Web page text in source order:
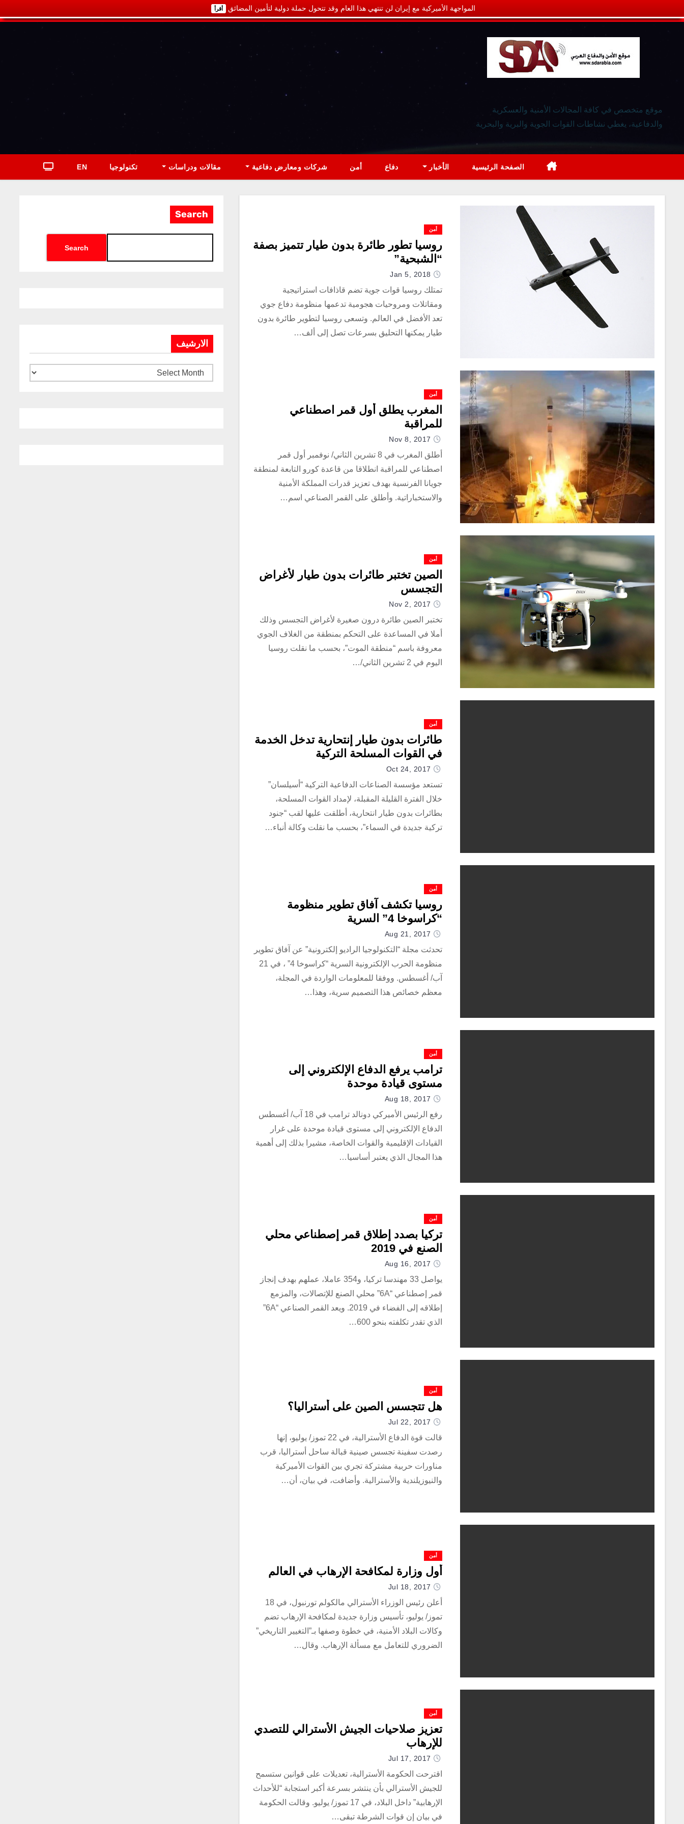
المواجهة الأميركية مع إيران لن تنتهي هذا العام وقد تتحول حملة دولية لتأمين المضائق أقرأ
موقع متخصص في كافة المجالات الأمنية والعسكرية
والدفاعية، يغطي نشاطات القوات الجوية والبرية والبحرية
الصفحة الرئيسية الأخبار دفاع أمن شركات ومعارض دفاعية مقالات ودراسات تكنولوجيا EN
أمن
روسيا تطور طائرة بدون طيار تتميز بصفة
“الشبحية”
Jan 5, 2018
تمتلك روسيا قوات جوية تضم قاذافات استراتيجية
ومقاتلات ومروحيات هجومية تدعمها منظومة دفاع جوي
تعد الأفضل في العالم. وتسعى روسيا لتطوير طائرة بدون
طيار يمكنها التحليق بسرعات تصل إلى ألف…
أمن
المغرب يطلق أول قمر اصطناعي
للمراقبة
Nov 8, 2017
أطلق المغرب في 8 تشرين الثاني/ نوفمبر أول قمر
اصطناعي للمراقبة انطلاقا من قاعدة كورو التابعة لمنطقة
جويانا الفرنسية بهدف تعزيز قدرات المملكة الأمنية
والاستخباراتية. وأطلق على القمر الصناعي اسم…
أمن
الصين تختبر طائرات بدون طيار لأغراض
التجسس
Nov 2, 2017
تختبر الصين طائرة درون صغيرة لأغراض التجسس وذلك
أملا في المساعدة على التحكم بمنطقة من الغلاف الجوي
معروفة باسم “منطقة الموت”، بحسب ما نقلت روسيا
اليوم في 2 تشرين الثاني/…
أمن
طائرات بدون طيار إنتحارية تدخل الخدمة
في القوات المسلحة التركية
Oct 24, 2017
تستعد مؤسسة الصناعات الدفاعية التركية “أسيلسان”
خلال الفترة القليلة المقبلة، لإمداد القوات المسلحة،
بطائرات بدون طيار انتحارية، أطلقت عليها لقب “جنود
تركية جديدة في السماء”، بحسب ما نقلت وكالة أنباء…
أمن
روسيا تكشف آفاق تطوير منظومة
“كراسوخا 4” السرية
Aug 21, 2017
تحدثت مجلة “التكنولوجيا الراديو إلكترونية” عن آفاق تطوير
منظومة الحرب الإلكترونية السرية “كراسوخا 4” ، في 21
آب/ أغسطس. ووفقا للمعلومات الواردة في المجلة،
معظم خصائص هذا التصميم سرية، وهذا…
أمن
ترامب يرفع الدفاع الإلكتروني إلى
مستوى قيادة موحدة
Aug 18, 2017
رفع الرئيس الأميركي دونالد ترامب في 18 آب/ أغسطس
الدفاع الإلكتروني إلى مستوى قيادة موحدة على غرار
القيادات الإقليمية والقوات الخاصة، مشيرا بذلك إلى أهمية
هذا المجال الذي يعتبر أساسيا…
أمن
تركيا بصدد إطلاق قمر إصطناعي محلي
الصنع في 2019
Aug 16, 2017
يواصل 33 مهندسا تركيا، و354 عاملا، عملهم بهدف إنجاز
قمر إصطناعي “6A” محلي الصنع للإتصالات، والمزمع
إطلاقه إلى الفضاء في 2019. ويعد القمر الصناعي “6A”
الذي تقدر تكلفته بنحو 600…
أمن
هل تتجسس الصين على أستراليا؟
Jul 22, 2017
قالت قوة الدفاع الأسترالية، في 22 تموز/ يوليو، إنها
رصدت سفينة تجسس صينية قبالة ساحل أستراليا، قرب
مناورات حربية مشتركة تجري بين القوات الأميركية
والنيوزيلندية والأسترالية. وأضافت، في بيان، أن…
أمن
أول وزارة لمكافحة الإرهاب في العالم
Jul 18, 2017
أعلن رئيس الوزراء الأسترالي مالكولم تورنبول، في 18
تموز/ يوليو، تأسيس وزارة جديدة لمكافحة الإرهاب تضم
وكالات البلاد الأمنية، في خطوة وصفها بـ”التغيير التاريخي”
الضروري للتعامل مع مسألة الإرهاب. وقال…
أمن
تعزيز صلاحيات الجيش الأسترالي للتصدي
للإرهاب
Jul 17, 2017
اقترحت الحكومة الأسترالية، تعديلات على قوانين ستسمح
للجيش الأسترالي بأن ينتشر بسرعة أكبر استجابة “للأحداث
الإرهابية” داخل البلاد، في 17 تموز/ يوليو. وقالت الحكومة
في بيان إن قوات الشرطة تبقى…
Search
Search
الارشيف